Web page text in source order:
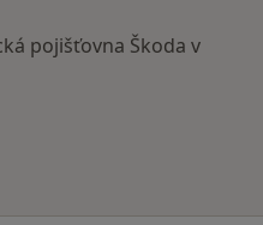
pojišťovna Škoda v